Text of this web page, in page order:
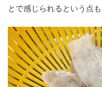
とで感じられるという点